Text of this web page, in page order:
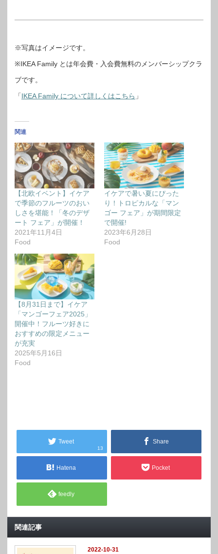
※写真はイメージです。
※IKEA Family とは年会費・入会費無料のメンバーシップクラ
ブです。
「IKEA Family について詳しくはこちら 」
関連
【北欧イベント】イケア
で季節のフルーツのおい
しさを堪能！「冬のデザ
ート フェア」が開催！
2021年11月4日
Food
イケアで暑い夏にぴった
り！トロピカルな「マン
ゴー フェア」が期間限定
で開催!
2023年6月28日
Food
【8月31日まで】イケア
「マンゴーフェア2025」
開催中！フルーツ好きに
おすすめの限定メニュー
が充実
2025年5月16日
Food
Tweet
13
Share
Hatena Pocket
feedly
関連記事
2022-10-31